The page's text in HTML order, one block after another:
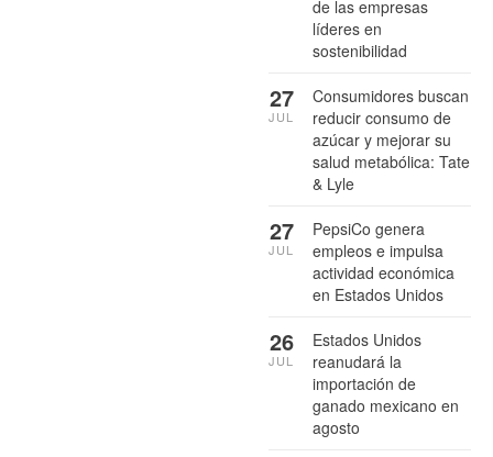
de las empresas
líderes en
sostenibilidad
Consumidores buscan
reducir consumo de
azúcar y mejorar su
salud metabólica: Tate
& Lyle
27
JUL
PepsiCo genera
empleos e impulsa
actividad económica
en Estados Unidos
27
JUL
Estados Unidos
reanudará la
importación de
ganado mexicano en
agosto
26
JUL